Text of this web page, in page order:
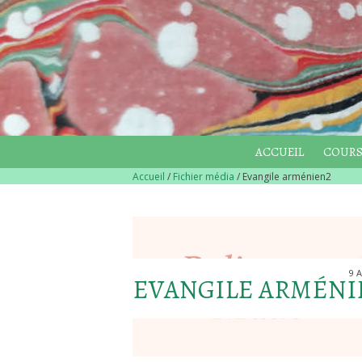
ACCUEIL
Accueil / Fichier média / Evangile arménien2
EVANGILE 9